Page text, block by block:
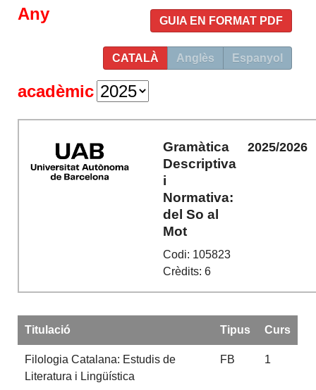
GUIA EN FORMAT PDF
CATALÀ Anglès Espanyol
Any
acadèmic
Gramàtica
Descriptiva
i
Normativa:
del So al
Mot
Codi: 105823
Crèdits: 6
2025/2026
Titulació Tipus Curs
Filologia Catalana: Estudis de
Literatura i Lingüística
FB 1